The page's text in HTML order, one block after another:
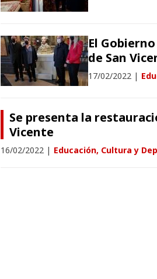
El
de San
17/02/2022 |
Se presenta la
Vicente
16/02/2022 | Educación, Cultura y